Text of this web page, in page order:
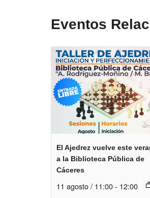
Eventos
El Ajedrez vuelve este
a la Biblioteca Pública de
Cáceres
11 agosto / 11:00- 12:00